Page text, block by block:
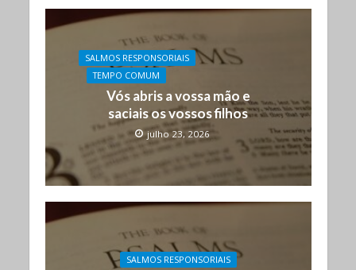
SALMOS RESPONSORIAIS
TEMPO COMUM
Vós abris a vossa mão e
saciais os vossos filhos
julho 23, 2026
SALMOS RESPONSORIAIS